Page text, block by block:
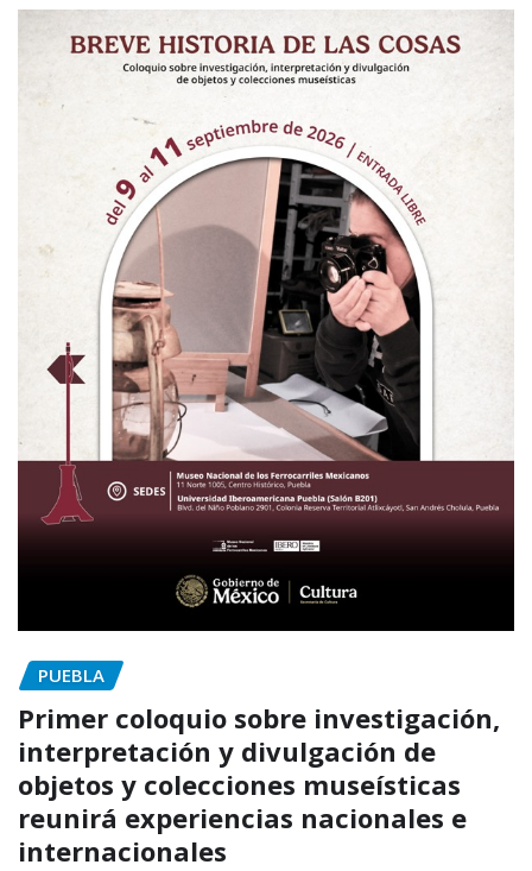
PUEBLA
Primer coloquio sobre investigación,
interpretación y divulgación de
objetos y colecciones museísticas
reunirá experiencias nacionales e
internacionales